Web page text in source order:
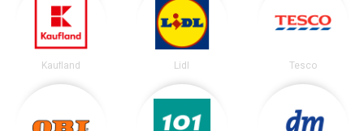
Kaufland Lidl Tesco